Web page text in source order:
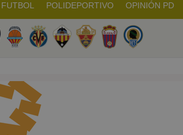
FUTBOL POLIDEPORTIVO OPINIÓN PD